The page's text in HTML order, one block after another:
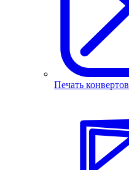
Печать конвертов